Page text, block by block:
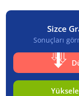
Sizce
Sonuçları